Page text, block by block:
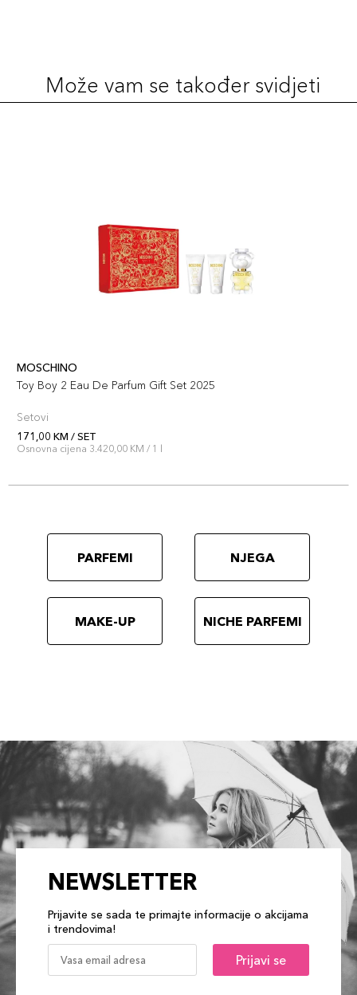
Može vam se također svidjeti
MOSCHINO
Toy Boy 2 Eau De Parfum Gift Set 2025
Setovi
171,00 KM / SET
Osnovna cijena 3.420,00 KM / 1 l
PARFEMI NJEGA
MAKE-UP NICHE PARFEMI
NEWSLETTER
Prijavite se sada te primajte informacije o akcijama
i trendovima!
Prijavi se